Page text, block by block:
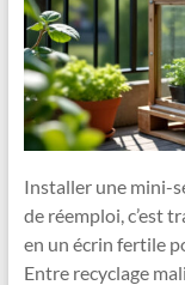
Installer une mini-
de réemploi, c’est
en un écrin fertile
Entre recyclage